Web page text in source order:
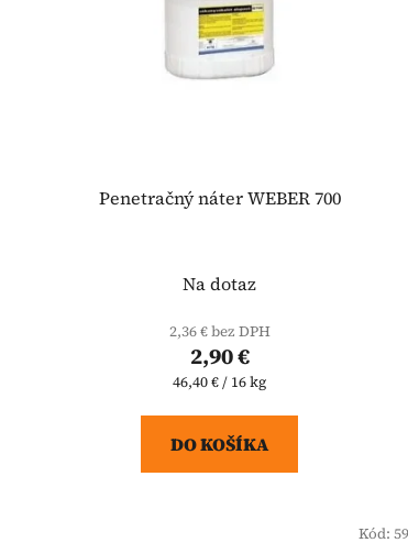
Penetračný náter WEBER 700
Na dotaz
2,36 € bez DPH
2,90 €
Jednotková
46,40 € / 16 kg
DO KOŠÍKA
Kód: